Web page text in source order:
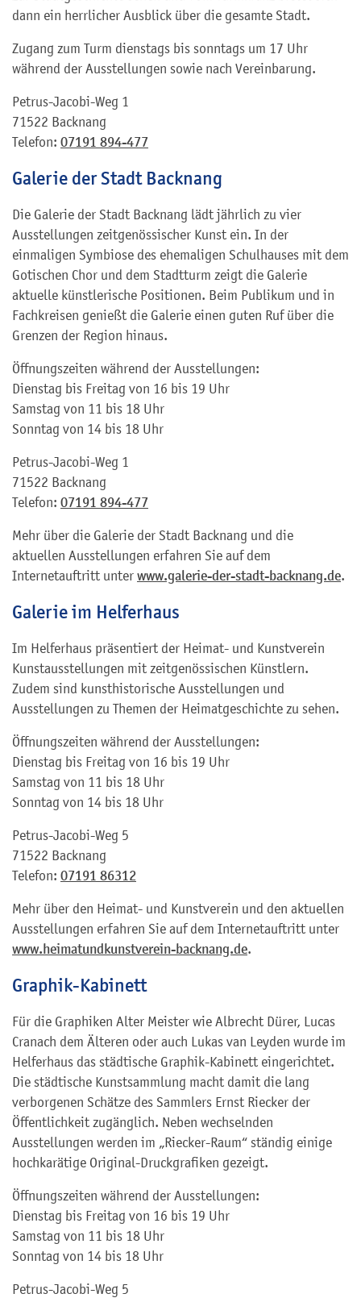
dann ein herrlicher Ausblick über die gesamte Stadt.
Zugang zum Turm dienstags bis sonntags um 17 Uhr
während der Ausstellungen sowie nach Vereinbarung.
Petrus-Jacobi-Weg 1
71522 Backnang
Telefon: 07191 894-477
Galerie der Stadt Backnang
Die Galerie der Stadt Backnang lädt jährlich zu vier
Ausstellungen zeitgenössischer Kunst ein. In der
einmaligen Symbiose des ehemaligen Schulhauses mit dem
Gotischen Chor und dem Stadtturm zeigt die Galerie
aktuelle künstlerische Positionen. Beim Publikum und in
Fachkreisen genießt die Galerie einen guten Ruf über die
Grenzen der Region hinaus.
Öffnungszeiten während der Ausstellungen:
Dienstag bis Freitag von 16 bis 19 Uhr
Samstag von 11 bis 18 Uhr
Sonntag von 14 bis 18 Uhr
Petrus-Jacobi-Weg 1
71522 Backnang
Telefon: 07191 894-477
Mehr über die Galerie der Stadt Backnang und die
aktuellen Ausstellungen erfahren Sie auf dem
Internetauftritt unter www.galerie-der-stadt-backnang.de.
Galerie im Helferhaus
Im Helferhaus präsentiert der Heimat- und Kunstverein
Kunstausstellungen mit zeitgenössischen Künstlern.
Zudem sind kunsthistorische Ausstellungen und
Ausstellungen zu Themen der Heimatgeschichte zu sehen.
Öffnungszeiten während der Ausstellungen:
Dienstag bis Freitag von 16 bis 19 Uhr
Samstag von 11 bis 18 Uhr
Sonntag von 14 bis 18 Uhr
Petrus-Jacobi-Weg 5
71522 Backnang
Telefon: 07191 86312
Mehr über den Heimat- und Kunstverein und den aktuellen
Ausstellungen erfahren Sie auf dem Internetauftritt unter
www.heimatundkunstverein-backnang.de.
Graphik-Kabinett
Für die Graphiken Alter Meister wie Albrecht Dürer, Lucas
Cranach dem Älteren oder auch Lukas van Leyden wurde im
Helferhaus das städtische Graphik-Kabinett eingerichtet.
Die städtische Kunstsammlung macht damit die lang
verborgenen Schätze des Sammlers Ernst Riecker der
Öffentlichkeit zugänglich. Neben wechselnden
Ausstellungen werden im „Riecker-Raum“ ständig einige
hochkarätige Original-Druckgrafiken gezeigt.
Öffnungszeiten während der Ausstellungen:
Dienstag bis Freitag von 16 bis 19 Uhr
Samstag von 11 bis 18 Uhr
Sonntag von 14 bis 18 Uhr
Petrus-Jacobi-Weg 5